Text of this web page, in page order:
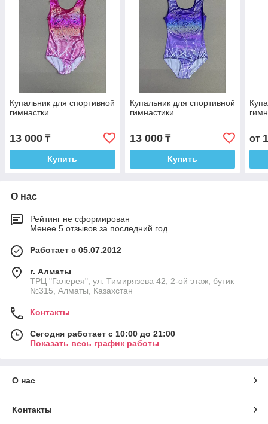
Купальник для спортивной
гимнастки
13 000 ₸
Купить
Купальник для спортивной
гимнастики
13 000₸
Купить
от
О нас
Рейтинг не сформирован
Менее 5 отзывов за последний год
Работает с 05.07.2012
г. Алматы
ТРЦ "Галерея", ул. Тимирязева 42, 2-ой этаж, бутик
№315, Алматы, Казахстан
Контакты
Сегодня работает с 10:00 до 21:00
Показать весь график работы
О нас
Контакты